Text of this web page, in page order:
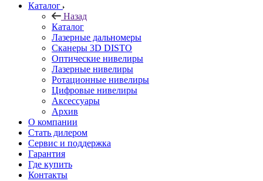
Каталог
Назад
Каталог
Лазерные дальномеры
Сканеры 3D DISTO
Оптические нивелиры
Лазерные нивелиры
Ротационные нивелиры
Цифровые нивелиры
Аксессуары
Архив
О компании
Стать дилером
Сервис и поддержка
Гарантия
Где купить
Контакты